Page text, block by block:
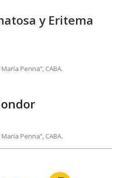
y Eritema
Penna”, CABA.
Penna”, CABA.